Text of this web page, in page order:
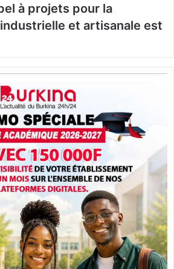
à projets pour la
et artisanale est